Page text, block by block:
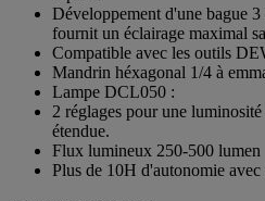
Développement d'une bague
fournit un éclairage maximal
Compatible avec les outils
Mandrin héxagonal 1/4 à
Lampe DCL050 :
2 réglages pour une
étendue.
Flux lumineux 250-500 lumen
Plus de 10H d'autonomie